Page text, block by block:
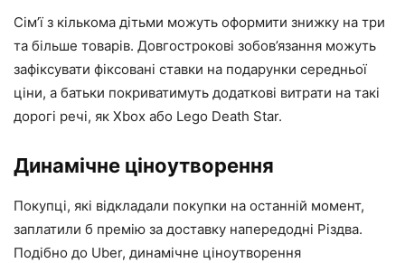
Сім’ї з кількома дітьми можуть оформити знижку на три
та більше товарів. Довгострокові зобов’язання можуть
зафіксувати фіксовані ставки на подарунки середньої
ціни, а батьки покриватимуть додаткові витрати на такі
дорогі речі, як Xbox або Lego Death Star.
Динамічне ціноутворення
Покупці, які відкладали покупки на останній момент,
заплатили б премію за доставку напередодні Різдва.
Подібно до Uber, динамічне ціноутворення